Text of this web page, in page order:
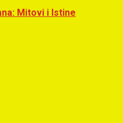
Mitovi i Istine